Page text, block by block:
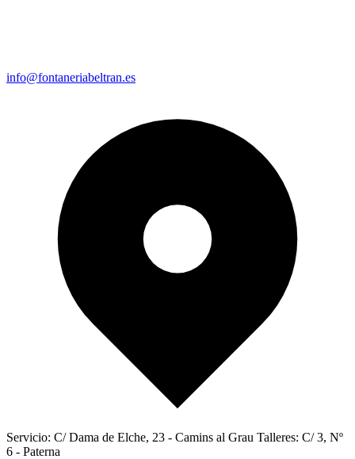
info@fontaneriabeltran.es
Servicio: C/ Dama de Elche, 23 - Camins al Grau Talleres: C/ 3, Nº
6 - Paterna